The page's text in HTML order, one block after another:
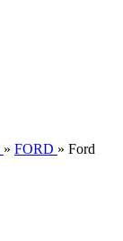
» FORD » Ford